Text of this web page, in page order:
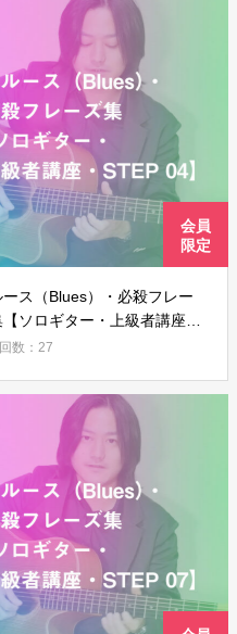
ース（Blues）・必殺フレー
【ソロギター・上級者講座・
04】
数：27